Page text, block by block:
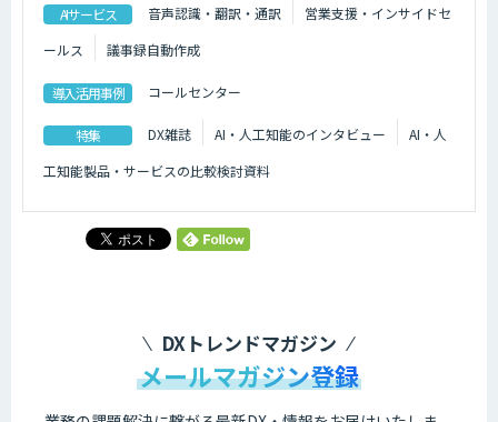
AIサービス 音声認識・翻訳・通訳
営業支援・インサイドセ
ールス
議事録自動作成
導入活用事例 コールセンター
特集 DX雑誌 AI・人工知能のインタビュー
AI・人
工知能製品・サービスの比較検討資料
DXトレンドマガジン
メールマガジン登録